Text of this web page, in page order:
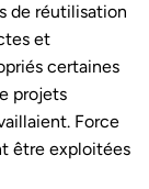
de réutilisation
et
certaines
projets
Force
être exploitées